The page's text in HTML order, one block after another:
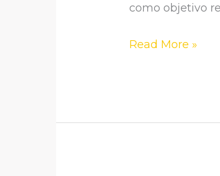
como objetivo
MUNDO
Read More »